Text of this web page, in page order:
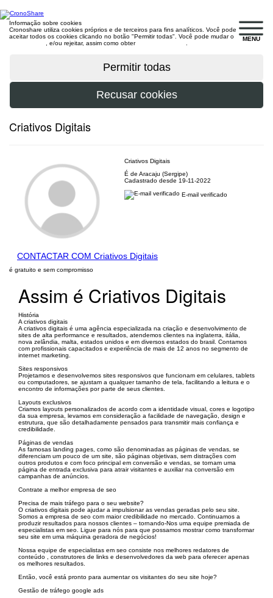
MENU
Informação sobre cookies
Cronoshare utiliza cookies próprios e de terceiros para fins analíticos. Você pode
aceitar todos os cookies clicando no botão "Permitir todas". Você pode mudar o
, e/ou rejeitar, assim como obter
Criativos Digitais
Criativos Digitais
É de Aracaju (Sergipe)
Cadastrado desde 19-11-2022
E-mail verificado
CONTACTAR COM Criativos Digitais
é gratuito e sem compromisso
Assim é Criativos Digitais
História
A criativos digitais
A criativos digitais é uma agência especializada na criação e desenvolvimento de
sites de alta performance e resultados, atendemos clientes na inglaterra, itália,
nova zelândia, malta, estados unidos e em diversos estados do brasil. Contamos
com profissionais capacitados e experiência de mais de 12 anos no segmento de
internet marketing.
Sites responsivos
Projetamos e desenvolvemos sites responsivos que funcionam em celulares, tablets
ou computadores, se ajustam a qualquer tamanho de tela, facilitando a leitura e o
encontro de informações por parte de seus clientes.
Layouts exclusivos
Criamos layouts personalizados de acordo com a identidade visual, cores e logotipo
da sua empresa, levamos em consideração a facilidade de navegação, design e
estrutura, que são detalhadamente pensados para transmitir mais confiança e
credibilidade.
Páginas de vendas
As famosas landing pages, como são denominadas as páginas de vendas, se
diferenciam um pouco de um site, são páginas objetivas, sem distrações com
outros produtos e com foco principal em conversão e vendas, se tornam uma
página de entrada exclusiva para atrair visitantes e auxiliar na conversão em
campanhas de anúncios.
Contrate a melhor empresa de seo
Precisa de mais tráfego para o seu website?
O criativos digitais pode ajudar a impulsionar as vendas geradas pelo seu site.
Somos a empresa de seo com maior credibilidade no mercado. Continuamos a
produzir resultados para nossos clientes – tornando-Nos uma equipe premiada de
especialistas em seo. Ligue para nós para que possamos mostrar como transformar
seu site em uma máquina geradora de negócios!
Nossa equipe de especialistas em seo consiste nos melhores redatores de
conteúdo , construtores de links e desenvolvedores da web para oferecer apenas
os melhores resultados.
Então, você está pronto para aumentar os visitantes do seu site hoje?
Gestão de tráfego google ads